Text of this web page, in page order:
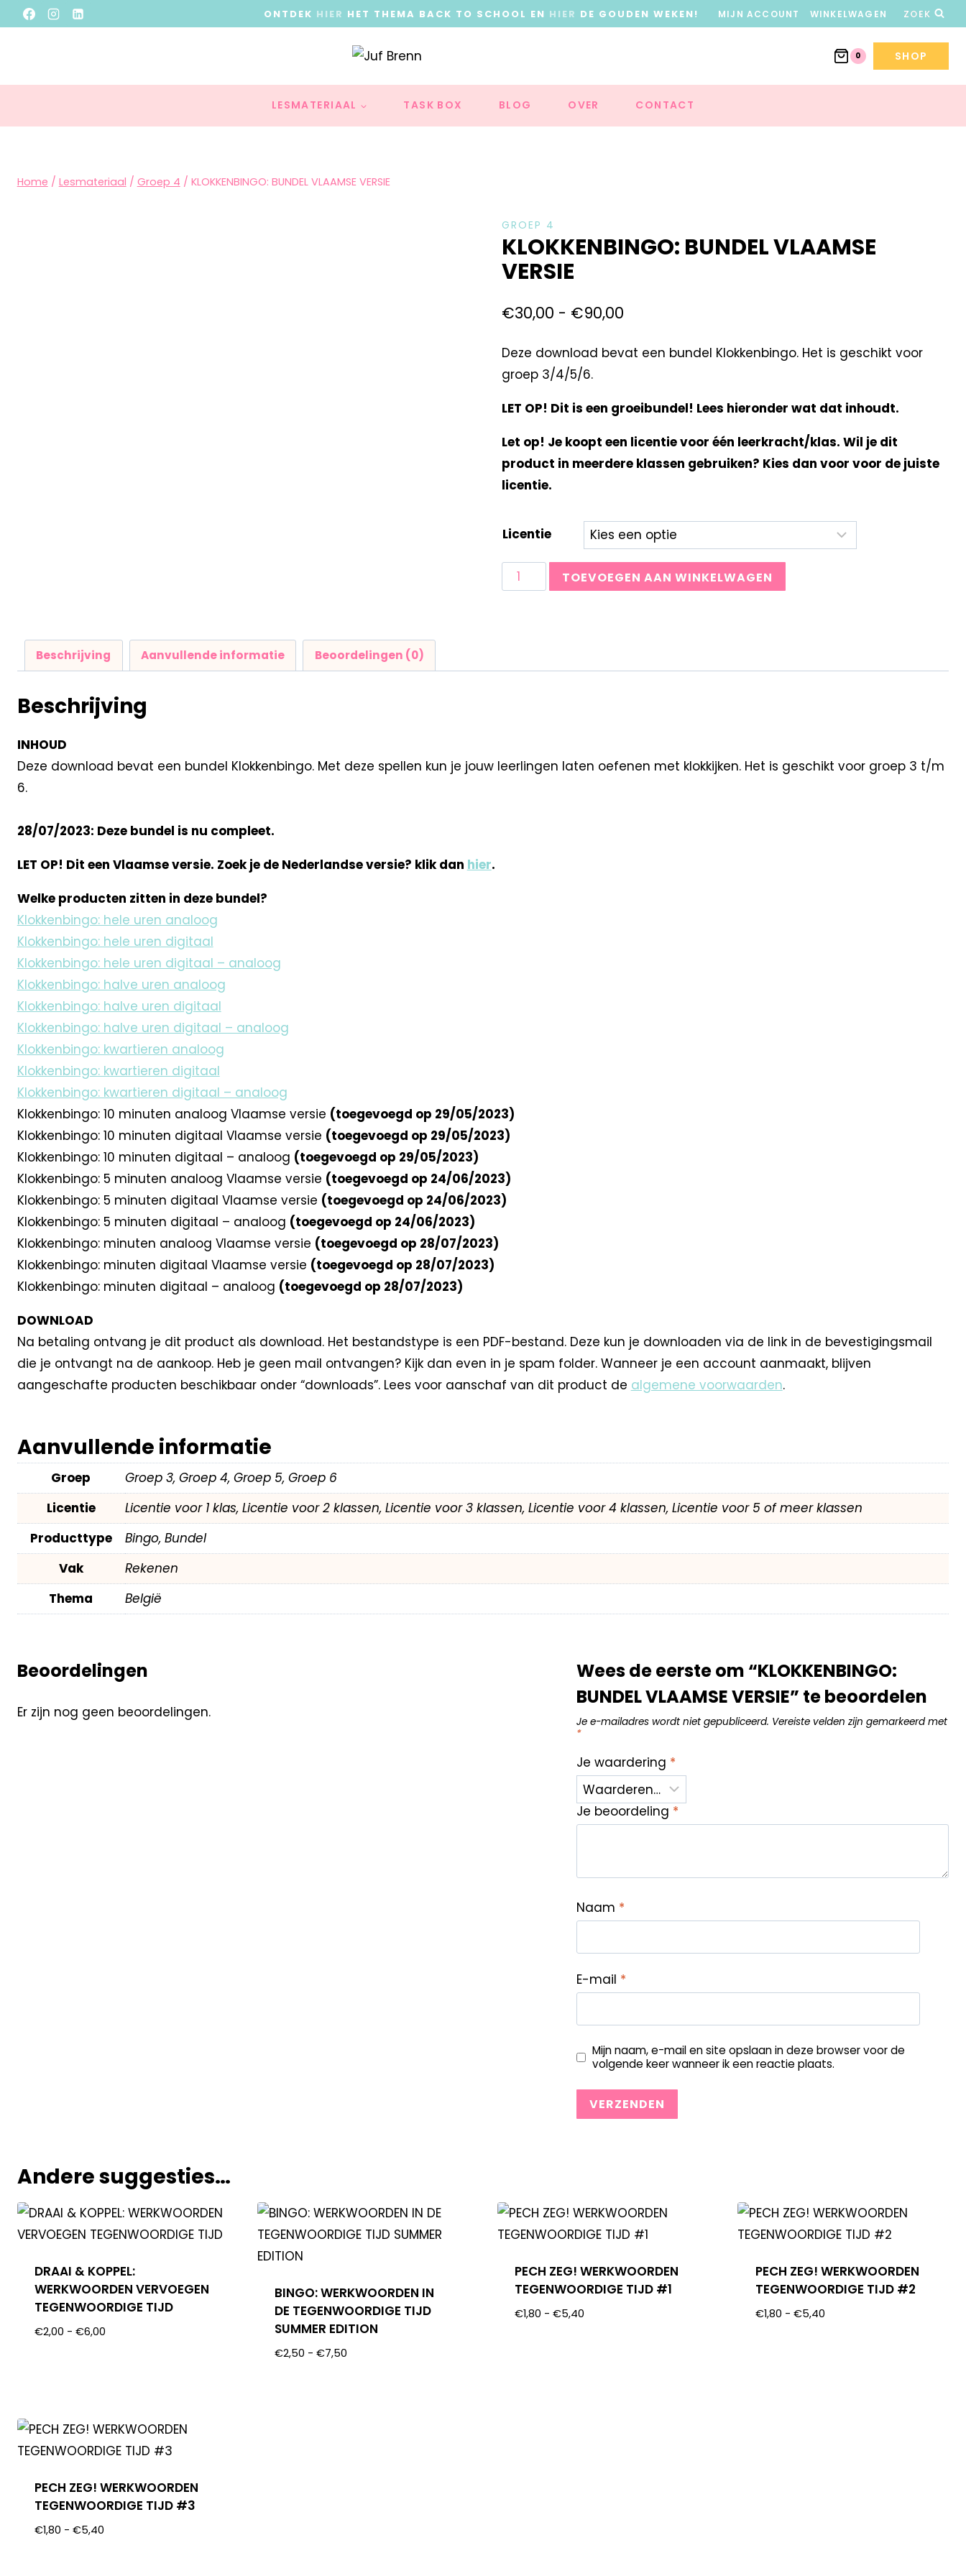
ONTDEK HIER HET THEMA BACK TO SCHOOL EN HIER DE GOUDEN WEKEN! MIJN ACCOUNT WINKELWAGEN ZOEK
0 SHOP
LESMATERIAAL TASK BOX BLOG OVER CONTACT
Home / Lesmateriaal / Groep 4 / KLOKKENBINGO: BUNDEL VLAAMSE VERSIE
GROEP 4
KLOKKENBINGO: BUNDEL VLAAMSE
VERSIE
€30,00 - €90,00
Deze download bevat een bundel Klokkenbingo. Het is geschikt voor
groep 3/4/5/6.
LET OP! Dit is een groeibundel! Lees hieronder wat dat inhoudt.
Let op! Je koopt een licentie voor één leerkracht/klas. Wil je dit
product in meerdere klassen gebruiken? Kies dan voor voor de juiste
licentie.
Licentie
TOEVOEGEN AAN WINKELWAGEN
Beschrijving Aanvullende informatie Beoordelingen (0)
Beschrijving
INHOUD
Deze download bevat een bundel Klokkenbingo. Met deze spellen kun je jouw leerlingen laten oefenen met klokkijken. Het is geschikt voor groep 3 t/m
6.
28/07/2023: Deze bundel is nu compleet.
LET OP! Dit een Vlaamse versie. Zoek je de Nederlandse versie? klik dan hier.
Welke producten zitten in deze bundel?
Klokkenbingo: hele uren analoog
Klokkenbingo: hele uren digitaal
Klokkenbingo: hele uren digitaal – analoog
Klokkenbingo: halve uren analoog
Klokkenbingo: halve uren digitaal
Klokkenbingo: halve uren digitaal – analoog
Klokkenbingo: kwartieren analoog
Klokkenbingo: kwartieren digitaal
Klokkenbingo: kwartieren digitaal – analoog
Klokkenbingo: 10 minuten analoog Vlaamse versie (toegevoegd op 29/05/2023)
Klokkenbingo: 10 minuten digitaal Vlaamse versie (toegevoegd op 29/05/2023)
Klokkenbingo: 10 minuten digitaal – analoog (toegevoegd op 29/05/2023)
Klokkenbingo: 5 minuten analoog Vlaamse versie (toegevoegd op 24/06/2023)
Klokkenbingo: 5 minuten digitaal Vlaamse versie (toegevoegd op 24/06/2023)
Klokkenbingo: 5 minuten digitaal – analoog (toegevoegd op 24/06/2023)
Klokkenbingo: minuten analoog Vlaamse versie (toegevoegd op 28/07/2023)
Klokkenbingo: minuten digitaal Vlaamse versie (toegevoegd op 28/07/2023)
Klokkenbingo: minuten digitaal – analoog (toegevoegd op 28/07/2023)
DOWNLOAD
Na betaling ontvang je dit product als download. Het bestandstype is een PDF-bestand. Deze kun je downloaden via de link in de bevestigingsmail
die je ontvangt na de aankoop. Heb je geen mail ontvangen? Kijk dan even in je spam folder. Wanneer je een account aanmaakt, blijven
aangeschafte producten beschikbaar onder “downloads”. Lees voor aanschaf van dit product de algemene voorwaarden.
Aanvullende informatie
Groep
Groep 3, Groep 4, Groep 5, Groep 6
Licentie
Licentie voor 1 klas, Licentie voor 2 klassen, Licentie voor 3 klassen, Licentie voor 4 klassen, Licentie voor 5 of meer klassen
Producttype
Bingo, Bundel
Vak
Rekenen
Thema
België
Beoordelingen
Er zijn nog geen beoordelingen.
Wees de eerste om “KLOKKENBINGO:
BUNDEL VLAAMSE VERSIE” te beoordelen
Je e-mailadres wordt niet gepubliceerd. Vereiste velden zijn gemarkeerd met
*
Je waardering *
Je beoordeling *
Naam *
E-mail *
Mijn naam, e-mail en site opslaan in deze browser voor de
volgende keer wanneer ik een reactie plaats.
Andere suggesties…
DRAAI & KOPPEL:
WERKWOORDEN VERVOEGEN
TEGENWOORDIGE TIJD
€2,00 - €6,00
BINGO: WERKWOORDEN IN
DE TEGENWOORDIGE TIJD
SUMMER EDITION
€2,50 - €7,50
PECH ZEG! WERKWOORDEN
TEGENWOORDIGE TIJD #1
€1,80 - €5,40
PECH ZEG! WERKWOORDEN
TEGENWOORDIGE TIJD #2
€1,80 - €5,40
PECH ZEG! WERKWOORDEN
TEGENWOORDIGE TIJD #3
€1,80 - €5,40